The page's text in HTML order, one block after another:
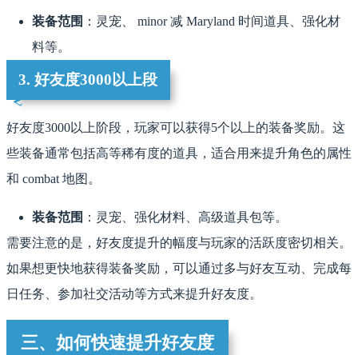
装备范围 ：灵宠、 minor 减 Maryland 时间道具、强化材
料等。
3. 好友度3000以上段
好友度3000以上阶段，玩家可以获得5个以上的装备奖励。这
些装备通常包括高等稀有度的道具，适合用来提升角色的属性
和 combat 地图。
装备范围 ：灵宠、强化材料、高级道具包等。
需要注意的是，好友度提升的幅度与玩家的活跃度密切相关。
如果想更快地获得装备奖励，可以通过多与好友互动、完成每
日任务、参加社交活动等方式来提升好友度。
三、如何快速提升好友度